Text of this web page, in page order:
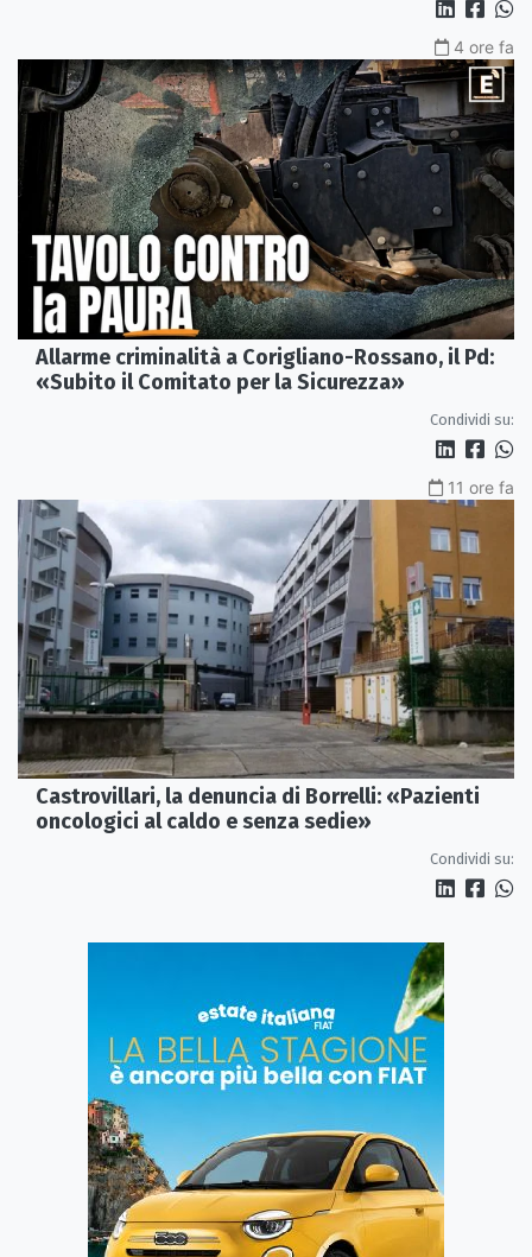
4 ore fa
Allarme criminalità a Corigliano-Rossano, il Pd:
«Subito il Comitato per la Sicurezza»
Condividi su:
11 ore fa
Castrovillari, la denuncia di Borrelli: «Pazienti
oncologici al caldo e senza sedie»
Condividi su: